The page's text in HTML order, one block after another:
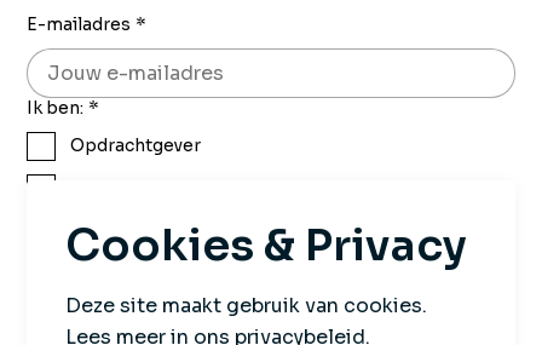
Cookies & Privacy
Deze site maakt gebruik van cookies.
Lees meer in ons privacybeleid.
E-mailadres *
Ik ben: *
Opdrachtgever
Aanmelden
Wij gaan altijd zorgvuldig met jouw gegevens om.